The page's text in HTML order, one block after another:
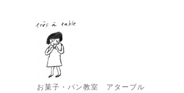
お菓子・パン教室 アターブル